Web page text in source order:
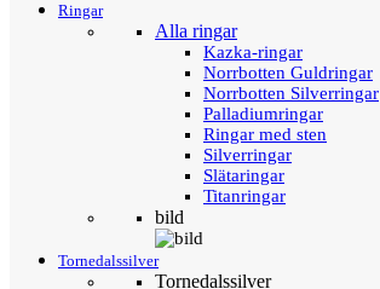
Ringar
Alla ringar
Kazka-ringar
Norrbotten Guldringar
Norrbotten Silverringar
Palladiumringar
Ringar med sten
Silverringar
Slätaringar
Titanringar
bild
Tornedalssilver
Tornedalssilver